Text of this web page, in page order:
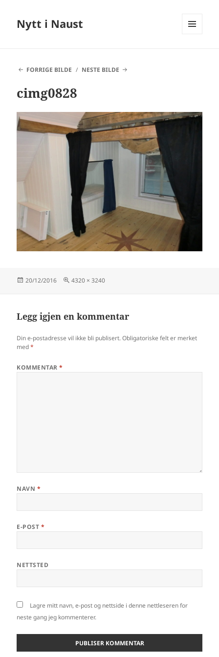
Nytt i Naust
FORRIGE BILDE
NESTE BILDE
cimg0828
Publisert
20/12/2016
Full
4320 × 3240
Legg igjen en kommentar
Din e-postadresse vil ikke bli publisert. Obligatoriske felt er merket
med*
KOMMENTAR*
NAVN *
E-POST *
NETTSTED
Lagre mitt navn, e-post og nettside i denne nettleseren for
neste gang jeg kommenterer.